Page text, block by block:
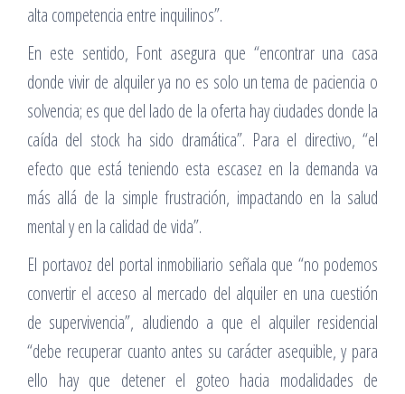
alta competencia entre inquilinos”.
En este sentido, Font asegura que “encontrar una casa
donde vivir de alquiler ya no es solo un tema de paciencia o
solvencia; es que del lado de la oferta hay ciudades donde la
caída del stock ha sido dramática”. Para el directivo, “el
efecto que está teniendo esta escasez en la demanda va
más allá de la simple frustración, impactando en la salud
mental y en la calidad de vida”.
El portavoz del portal inmobiliario señala que “no podemos
convertir el acceso al mercado del alquiler en una cuestión
de supervivencia”, aludiendo a que el alquiler residencial
“debe recuperar cuanto antes su carácter asequible, y para
ello hay que detener el goteo hacia modalidades de